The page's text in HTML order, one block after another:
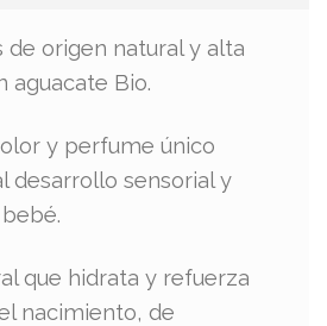
de origen natural y alta
aguacate Bio.
y perfume único
desarrollo sensorial y
que hidrata y refuerza
nacimiento, de